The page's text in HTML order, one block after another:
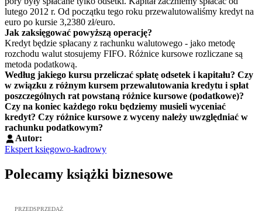
lutego 2012 r. Od początku tego roku przewalutowaliśmy kredyt na
euro po kursie 3,2380 zł/euro.
Jak zaksięgować powyższą operację?
Kredyt będzie spłacany z rachunku walutowego - jako metodę
rozchodu walut stosujemy FIFO. Różnice kursowe rozliczane są
metoda podatkową.
Według jakiego kursu przeliczać spłatę odsetek i kapitału? Czy
w związku z różnym kursem przewalutowania kredytu i spłat
poszczególnych rat powstaną różnice kursowe (podatkowe)?
Czy na koniec każdego roku będziemy musieli wyceniać
kredyt? Czy różnice kursowe z wyceny należy uwzględniać w
rachunku podatkowym?
Autor:
Ekspert księgowo-kadrowy
Polecamy książki biznesowe
Przejdź do: Dyrektywa NIS2. Komentarz [PRZEDSPRZEDAŻ],
PRZEDSPRZEDAŻ